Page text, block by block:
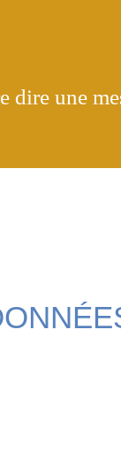
dire une